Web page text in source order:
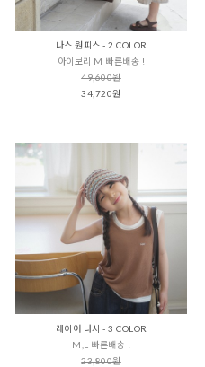
나스 원피스 - 2 COLOR
아이보리 M 빠른배송 !
49,600원
34,720원
레이어 나시 - 3 COLOR
M,L 빠른배송 !
23,800원